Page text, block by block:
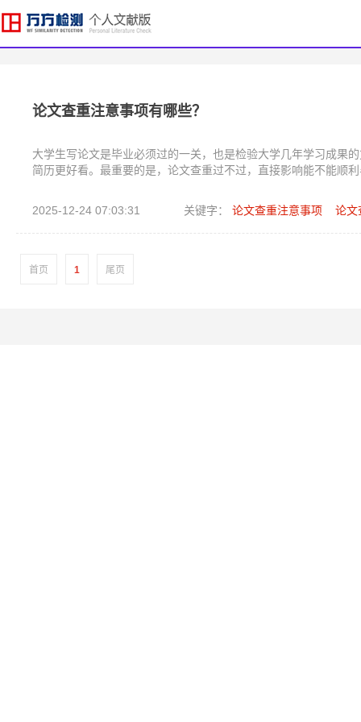
论文查重注意事项有哪些？
大学生写论文是毕业必须过的一关，也是检验大学几年学习成果
简历更好看。最重要的是，论文查重过不过，直接影响能不能顺
2025-12-24 07:03:31 关键字： 论文查重注意事项 论文
首页 1 尾页